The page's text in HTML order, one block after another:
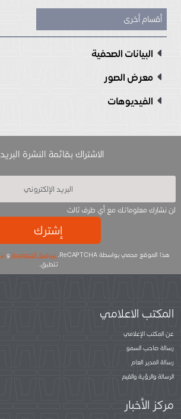
أقسام أخرى
البيانات الصحفية
معرض الصور
الفيديوهات
الاشتراك بقائمة النشرة
لن نشارك معلوماتك مع أي طرف ثالث
إشترك
هذا الموقع محمي بواسطة ReCAPTCHA. سياسة الخصوصية و
تتطبق.
المكتب الاعلامي
عن المكتب الإعلامي
رسالة صاحب السمو
رسالة المدير العام
الرسالة والرؤية والقيم
مركز الأخبار